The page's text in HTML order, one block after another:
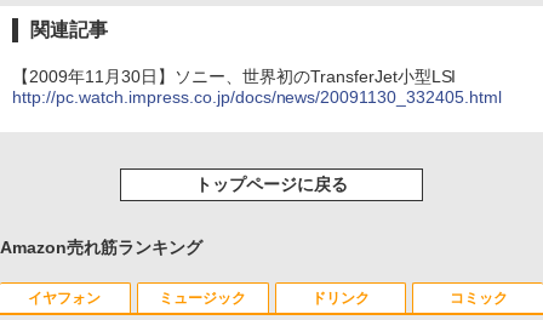
関連記事
【2009年11月30日】ソニー、世界初のTransferJet小型LSI
http://pc.watch.impress.co.jp/docs/news/20091130_332405.html
トップページに戻る
Amazon売れ筋ランキング
イヤフォン ミュージック ドリンク コミック